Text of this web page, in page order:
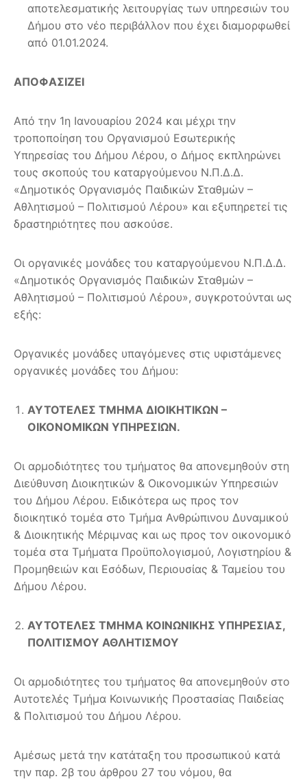
αποτελεσματικής λειτουργίας των υπηρεσιών του
Δήμου στο νέο περιβάλλον που έχει διαμορφωθεί
από 01.01.2024.
ΑΠΟΦΑΣΙΖΕΙ
Από την 1η Ιανουαρίου 2024 και μέχρι την
τροποποίηση του Οργανισμού Εσωτερικής
Υπηρεσίας του Δήμου Λέρου, ο Δήμος εκπληρώνει
τους σκοπούς του καταργούμενου Ν.Π.Δ.Δ.
«Δημοτικός Οργανισμός Παιδικών Σταθμών –
Αθλητισμού – Πολιτισμού Λέρου» και εξυπηρετεί τις
δραστηριότητες που ασκούσε.
Οι οργανικές μονάδες του καταργούμενου Ν.Π.Δ.Δ.
«Δημοτικός Οργανισμός Παιδικών Σταθμών –
Αθλητισμού – Πολιτισμού Λέρου», συγκροτούνται ως
εξής:
Οργανικές μονάδες υπαγόμενες στις υφιστάμενες
οργανικές μονάδες του Δήμου:
ΑΥΤΟΤΕΛΕΣ ΤΜΗΜΑ ΔΙΟΙΚΗΤΙΚΩΝ –
ΟΙΚΟΝΟΜΙΚΩΝ ΥΠΗΡΕΣΙΩΝ.
Οι αρμοδιότητες του τμήματος θα απονεμηθούν στη
Διεύθυνση Διοικητικών & Οικονομικών Υπηρεσιών
του Δήμου Λέρου. Ειδικότερα ως προς τον
διοικητικό τομέα στο Τμήμα Ανθρώπινου Δυναμικού
& Διοικητικής Μέριμνας και ως προς τον οικονομικό
τομέα στα Τμήματα Προϋπολογισμού, Λογιστηρίου &
Προμηθειών και Εσόδων, Περιουσίας & Ταμείου του
Δήμου Λέρου.
ΑΥΤΟΤΕΛΕΣ ΤΜΗΜΑ ΚΟΙΝΩΝΙΚΗΣ ΥΠΗΡΕΣΙΑΣ,
ΠΟΛΙΤΙΣΜΟΥ ΑΘΛΗΤΙΣΜΟΥ
Οι αρμοδιότητες του τμήματος θα απονεμηθούν στο
Αυτοτελές Τμήμα Κοινωνικής Προστασίας Παιδείας
& Πολιτισμού του Δήμου Λέρου.
Αμέσως μετά την κατάταξη του προσωπικού κατά
την παρ. 2β του άρθρου 27 του νόμου, θα